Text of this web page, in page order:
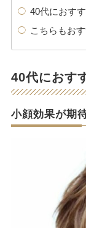
40代におす
こちらもお
40代におす
小顔効果が期